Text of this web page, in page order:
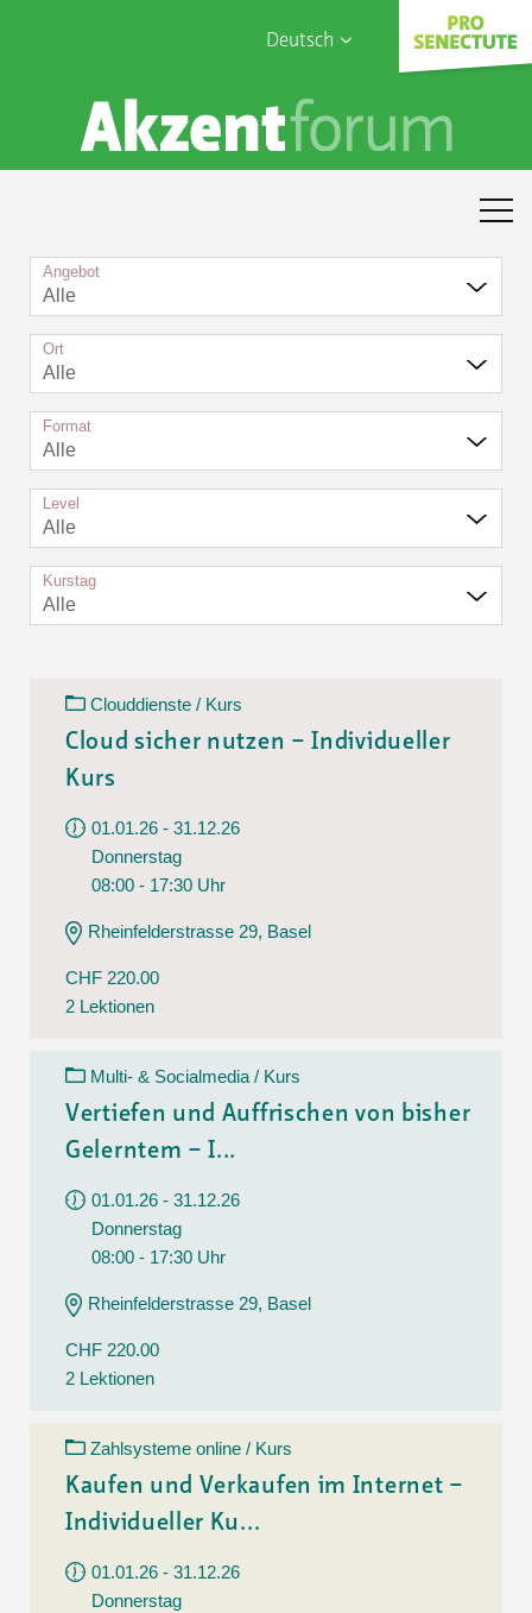
Deutsch
English
Français
Sophia Care
Angebot
Alle
Ort
Alle
Format
Alle
Level
Alle
Kurstag
Alle
Clouddienste / Kurs
Cloud sicher nutzen – Individueller
Kurs
01.01.26 - 31.12.26
Donnerstag
08:00 - 17:30 Uhr
Rheinfelderstrasse 29, Basel
CHF 220.00
2 Lektionen
Multi- & Socialmedia / Kurs
Vertiefen und Auffrischen von bisher
Gelerntem – I...
01.01.26 - 31.12.26
Donnerstag
08:00 - 17:30 Uhr
Rheinfelderstrasse 29, Basel
CHF 220.00
2 Lektionen
Zahlsysteme online / Kurs
Kaufen und Verkaufen im Internet –
Individueller Ku...
01.01.26 - 31.12.26
Donnerstag